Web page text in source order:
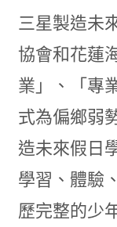
三星製造未
協會和花蓮
業」、「專
式為偏鄉弱
造未來假日
學習、體驗
歷完整的少